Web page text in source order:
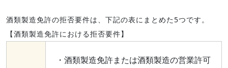
酒類製造免許の拒否要件は、下記の表にまとめた5つです。
【酒類製造免許における拒否要件】
・酒類製造免許または酒類製造の営業許可